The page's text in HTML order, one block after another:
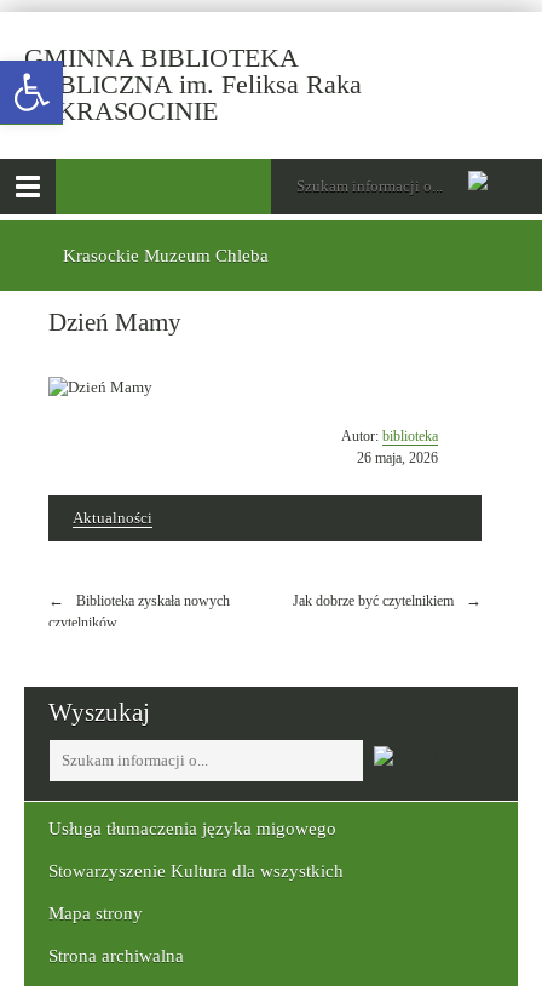
Open toolbar
GMINNA BIBLIOTEKA
PUBLICZNA im. Feliksa Raka
W KRASOCINIE-
Mamy
górne
Otwórz
menu
wpisz
szukaną
Krasockie Muzeum Chleba
Dzień Mamy
Autor:bibliotekaOpublikowano
w
26 maja, 2026
Aktualności
Nawigacja
wpisu
Biblioteka zyskała nowych
czytelników
Jak dobrze być czytelnikiem
Wyszukaj
wpisz
Usługa tłumaczenia języka migowego
Stowarzyszenie Kultura dla wszystkich
Mapa strony
Strona archiwalna